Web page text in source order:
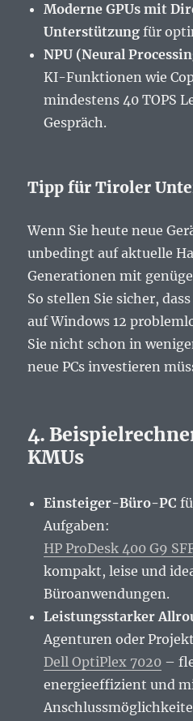
Moderne GPUs mit
Unterstützung für
NPU (Neural
KI-Funktionen wie
mindestens 40 TOPS
Gespräch.
Tipp für Tiroler
Wenn Sie heute neue
unbedingt auf aktuelle
Generationen mit
So stellen Sie sicher,
auf Windows 12
Sie nicht schon in
neue PCs investieren
4.
KMUs
Einsteiger-Büro-PC
Aufgaben:
HP ProDesk 400 G9
kompakt, leise und
Büroanwendungen.
Leistungsstarker
Agenturen oder
Dell OptiPlex 7020 –
energieeffizient und